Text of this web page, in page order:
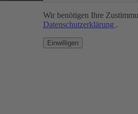
Wir benötigen Ihre
Datenschutzerklärung .
Einwilligen